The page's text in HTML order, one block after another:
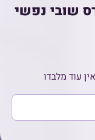
שובי נפשי
עוד מלבדו